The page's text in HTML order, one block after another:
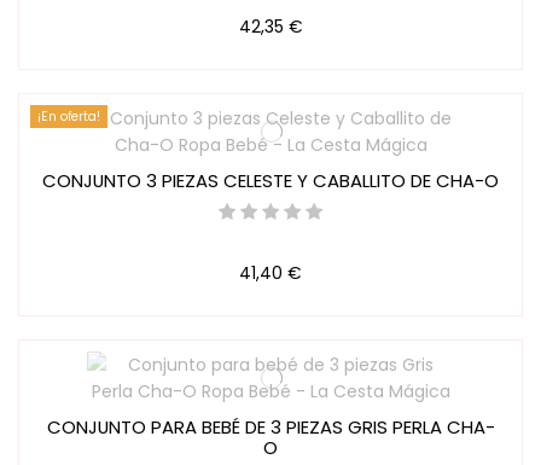
42,35 €
¡En oferta!
CONJUNTO 3 PIEZAS CELESTE Y CABALLITO DE CHA-O
41,40 €
CONJUNTO PARA BEBÉ DE 3 PIEZAS GRIS PERLA CHA-
O